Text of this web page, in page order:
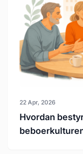
22 Apr, 2026
Hvordan